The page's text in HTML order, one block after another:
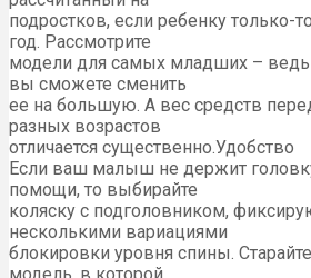
подростков, если ребенку только-
год. Рассмотрите
модели для самых младших – ведь
вы сможете сменить
ее на большую. А вес средств
разных возрастов
отличается существенно.Удобство
Если ваш малыш не держит
помощи, то выбирайте
коляску с подголовником,
несколькими вариациями
блокировки уровня спины.